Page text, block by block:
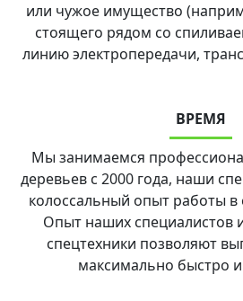
или чужое имущество
стоящего рядом со
линию электропередачи,
ВРЕМЯ
Мы занимаемся
деревьев с 2000 года, наши
колоссальный опыт работы в
Опыт наших специалистов
спецтехники позволяют
максимально быстро